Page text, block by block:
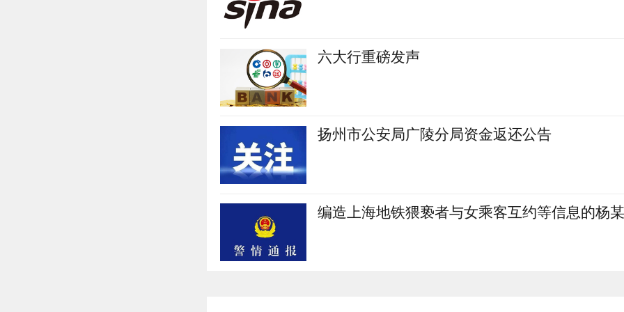
六大行重磅发声
扬州市公安局广陵分局资金返还公告
编造上海地铁猥亵者与女乘客互约等信息的杨